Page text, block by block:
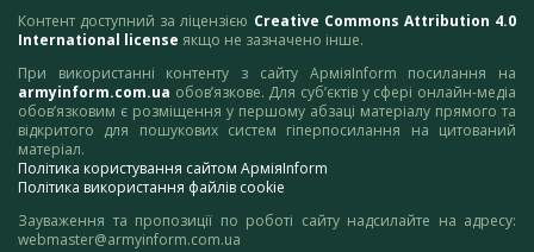
Контент доступний за ліцензією Creative Commons Attribution 4.0
International license якщо не зазначено інше.
При використанні контенту з сайту АрміяInform посилання на
armyinform.com.ua обов’язкове. Для суб’єктів у сфері онлайн-медіа
обов’язковим є розміщення у першому абзаці матеріалу прямого та
відкритого для пошукових систем гіперпосилання на цитований
матеріал.
Політика користування сайтом АрміяInform
Політика використання файлів cookie
Зауваження та пропозиції по роботі сайту надсилайте на адресу:
webmaster@armyinform.com.ua